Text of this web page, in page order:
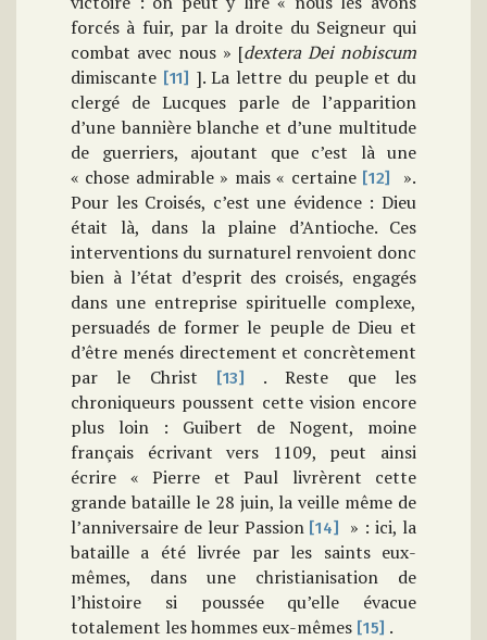
forcés à fuir, par la droite du Seigneur qui
combat avec nous » [dextera Dei nobiscum
dimiscante [11] ]. La lettre du peuple et du
clergé de Lucques parle de l’apparition
d’une bannière blanche et d’une multitude
de guerriers, ajoutant que c’est là une
« chose admirable » mais « certaine [12]
».
Pour les Croisés, c’est une évidence : Dieu
était là, dans la plaine d’Antioche. Ces
interventions du surnaturel renvoient donc
bien à l’état d’esprit des croisés, engagés
dans une entreprise spirituelle complexe,
persuadés de former le peuple de Dieu et
d’être menés directement et concrètement
par le Christ
[13]
. Reste que les
chroniqueurs poussent cette vision encore
plus loin : Guibert de Nogent, moine
français écrivant vers 1109, peut ainsi
écrire « Pierre et Paul livrèrent cette
grande bataille le 28 juin, la veille même de
l’anniversaire de leur Passion [14]
» : ici, la
bataille a été livrée par les saints eux-
mêmes, dans une christianisation de
l’histoire si poussée qu’elle évacue
totalement les hommes eux-mêmes [15] .